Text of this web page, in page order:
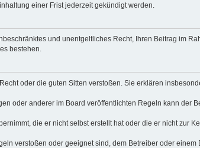
einer Frist jederzeit gekündigt werden.
und unentgeltliches Recht, Ihren Beitrag im
bestehen.
oder die guten Sitten verstoßen. Sie erklären
oder anderer im Board veröffentlichten Regeln kann der
die er nicht selbst erstellt hat oder die er nicht zur
verstoßen oder geeignet sind, dem Betreiber oder einem